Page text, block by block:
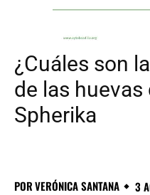
¿Cuáles son
de las huevas
Spherika
PORVERÓNICA SANTANA 3